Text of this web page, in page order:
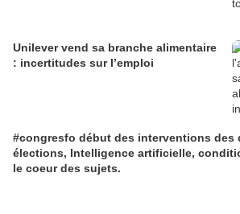
Unilever vend sa branche alimentaire
: incertitudes sur l’emploi
#congresfo début des interventions des
élections, Intelligence artificielle,
le coeur des sujets.